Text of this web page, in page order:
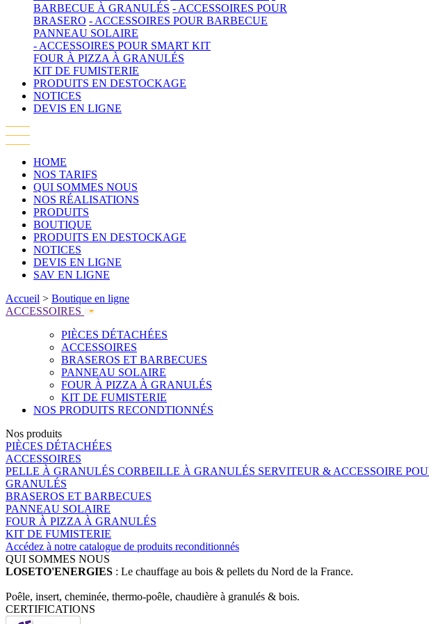
BARBECUE À GRANULÉS - ACCESSOIRES POUR
BRASERO - ACCESSOIRES POUR BARBECUE
PANNEAU SOLAIRE
- ACCESSOIRES POUR SMART KIT
FOUR À PIZZA À GRANULÉS
KIT DE FUMISTERIE
PRODUITS EN DESTOCKAGE
NOTICES
DEVIS EN LIGNE
HOME
NOS TARIFS
QUI SOMMES NOUS
NOS RÉALISATIONS
PRODUITS
BOUTIQUE
PRODUITS EN DESTOCKAGE
NOTICES
DEVIS EN LIGNE
SAV EN LIGNE
Accueil > Boutique en ligne
ACCESSOIRES
PIÈCES DÉTACHÉES
ACCESSOIRES
BRASEROS ET BARBECUES
PANNEAU SOLAIRE
FOUR À PIZZA À GRANULÉS
KIT DE FUMISTERIE
NOS PRODUITS RECONDTIONNÉS
Nos produits
PIÈCES DÉTACHÉES
ACCESSOIRES
PELLE À GRANULÉS CORBEILLE À GRANULÉS SERVITEUR & ACCESSOIRE
GRANULÉS
BRASEROS ET BARBECUES
PANNEAU SOLAIRE
FOUR À PIZZA À GRANULÉS
KIT DE FUMISTERIE
Accédez à notre catalogue de produits reconditionnés
QUI SOMMES NOUS
LOSETO'ENERGIES : Le chauffage au bois & pellets du Nord de la France.
Poêle, insert, cheminée, thermo-poêle, chaudière à granulés & bois.
CERTIFICATIONS